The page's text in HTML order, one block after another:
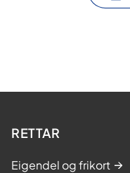
RETTAR
Eigendel og frikort